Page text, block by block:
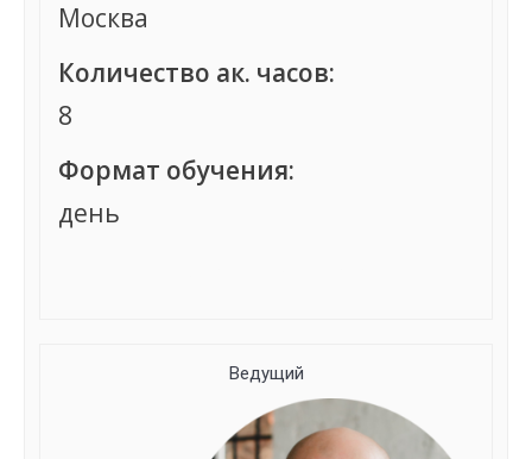
Москва
Количество ак. часов:
8
Формат обучения:
день
Ведущий